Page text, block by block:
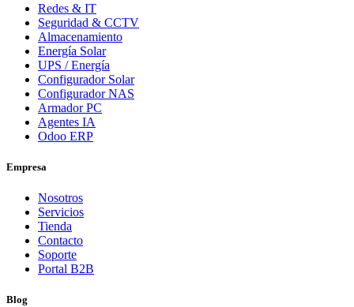
Redes & IT
Seguridad & CCTV
Almacenamiento
Energía Solar
UPS / Energía
Configurador Solar
Configurador NAS
Armador PC
Agentes IA
Odoo ERP
Empresa
Nosotros
Servicios
Tienda
Contacto
Soporte
Portal B2B
Blog